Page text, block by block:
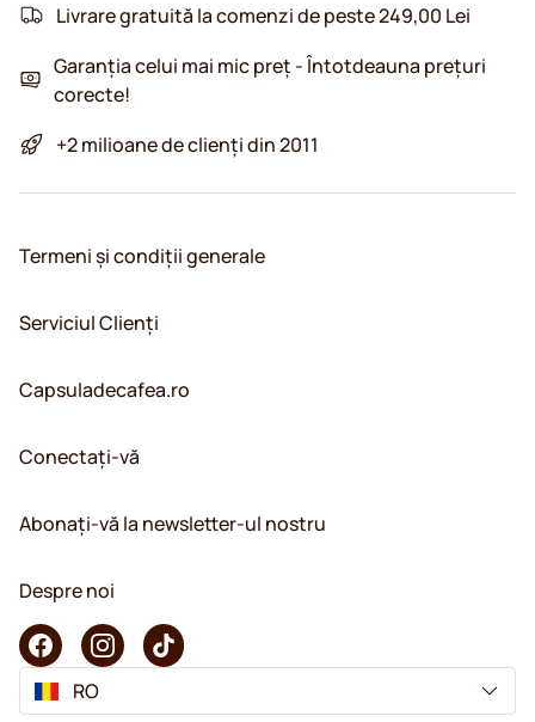
Livrare gratuită la comenzi de peste 249,00 Lei
Garanția celui mai mic preț - Întotdeauna prețuri
corecte!
+2 milioane de clienți din 2011
Termeni și condiții generale
Serviciul Clienți
Capsuladecafea.ro
Conectați-vă
Abonați-vă la newsletter-ul nostru
Despre noi
RO